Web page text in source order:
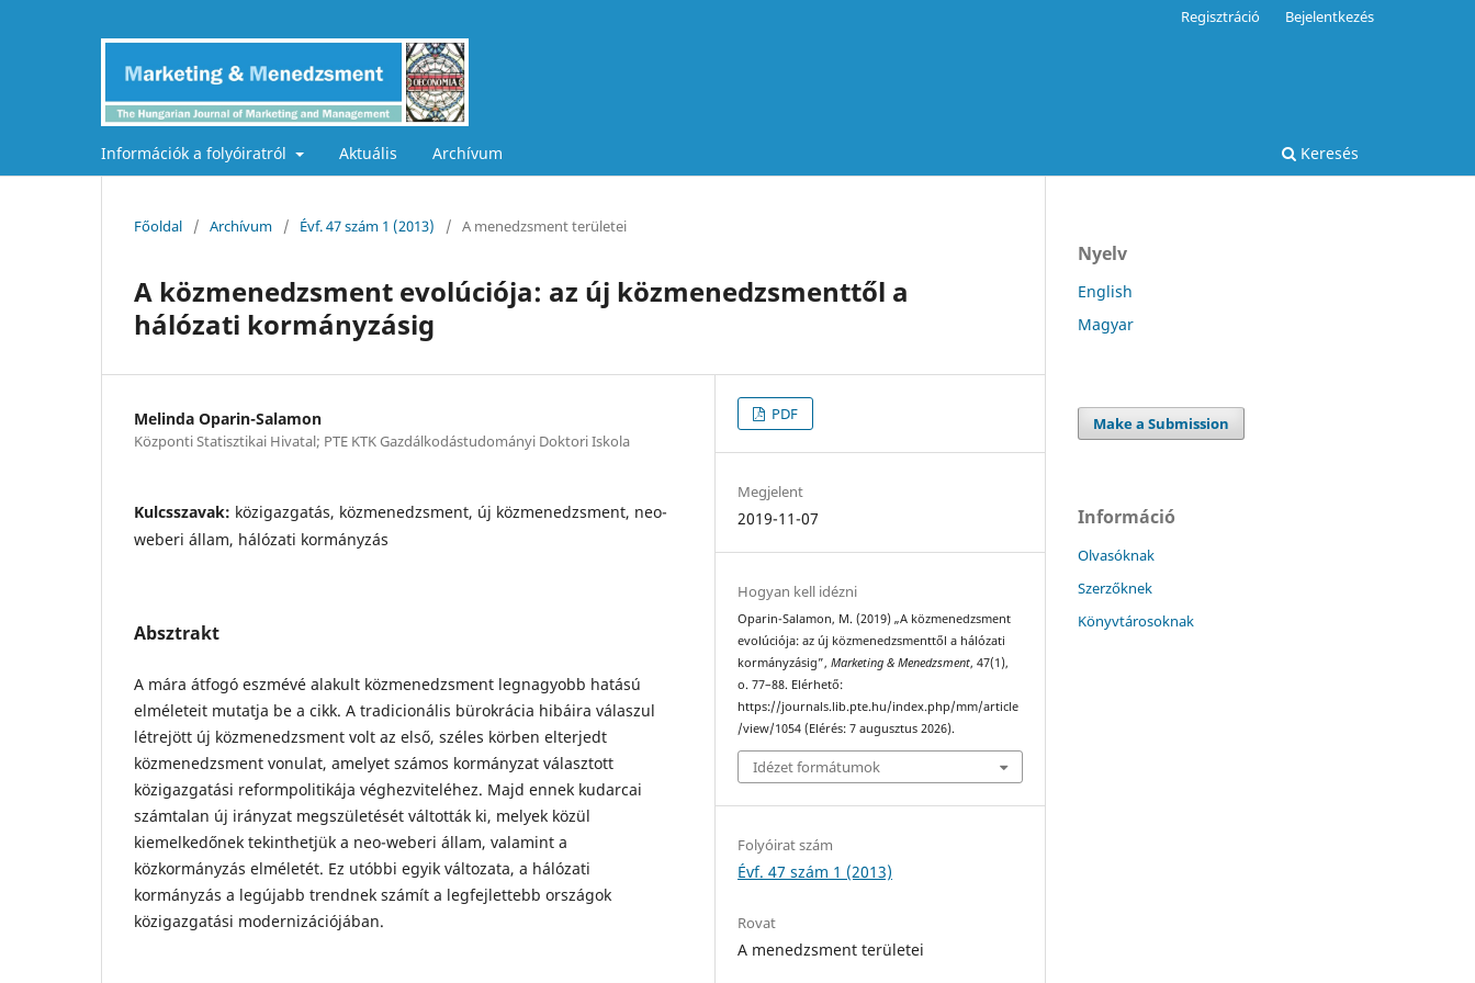
Információk a folyóiratról Aktuális Archívum Keresés
Regisztráció Bejelentkezés
Főoldal / Archívum / Évf. 47 szám 1 (2013) / A menedzsment területei
A közmenedzsment evolúciója: az új közmenedzsmenttől a
hálózati kormányzásig
Melinda Oparin-Salamon
Központi Statisztikai Hivatal; PTE KTK Gazdálkodástudományi Doktori Iskola
Kulcsszavak: közigazgatás, közmenedzsment, új közmenedzsment, neo-
weberi állam, hálózati kormányzás
Absztrakt
A mára átfogó eszmévé alakult közmenedzsment legnagyobb hatású
elméleteit mutatja be a cikk. A tradicionális bürokrácia hibáira válaszul
létrejött új közmenedzsment volt az első, széles körben elterjedt
közmenedzsment vonulat, amelyet számos kormányzat választott
közigazgatási reformpolitikája véghezviteléhez. Majd ennek kudarcai
számtalan új irányzat megszületését váltották ki, melyek közül
kiemelkedőnek tekinthetjük a neo-weberi állam, valamint a
közkormányzás elméletét. Ez utóbbi egyik változata, a hálózati
kormányzás a legújabb trendnek számít a legfejlettebb országok
közigazgatási modernizációjában.
PDF
Megjelent
2019-11-07
Hogyan kell idézni
Oparin-Salamon, M. (2019) „A közmenedzsment
evolúciója: az új közmenedzsmenttől a hálózati
kormányzásig”,Marketing & Menedzsment, 47(1),
o. 77–88. Elérhető:
https://journals.lib.pte.hu/index.php/mm/article
/view/1054 (Elérés: 7 augusztus 2026).
Idézet formátumok
Folyóirat szám
Évf. 47 szám 1 (2013)
Rovat
A menedzsment területei
Nyelv
English
Magyar
Make a Submission
Információ
Olvasóknak
Szerzőknek
Könyvtárosoknak